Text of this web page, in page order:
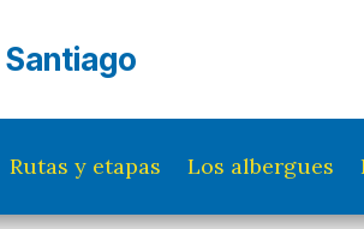
Santiago
Rutas y etapas Los albergues